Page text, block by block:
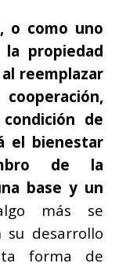
o como uno
propiedad
reemplazar
de
el bienestar
de la
base y un
más se
desarrollo
forma de